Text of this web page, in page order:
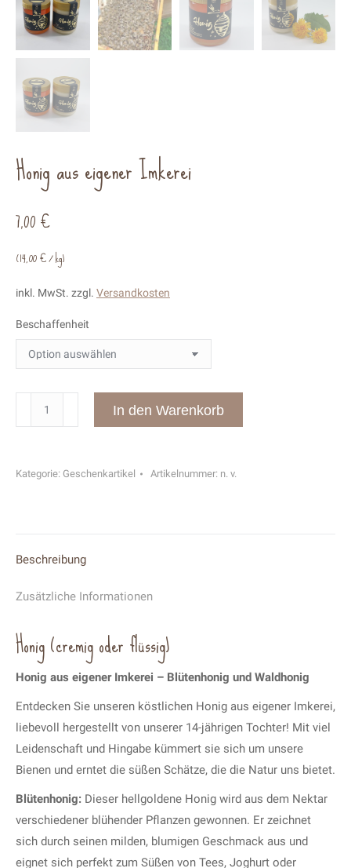
Honig aus eigener Imkerei
7,00€
(14,00€/kg)
inkl. MwSt. zzgl. Versandkosten
Beschaffenheit
aus
In den Warenkorb
Kategorie: Geschenkartikel Artikelnummer: n. v.
Beschreibung
Zusätzliche Informationen
Honig (cremig oder flüssig)
Honig aus eigener Imkerei – Blütenhonig und Waldhonig
Entdecken Sie unseren köstlichen Honig aus eigener Imkerei,
liebevoll hergestellt von unserer 14-jährigen Tochter! Mit viel
Leidenschaft und Hingabe kümmert sie sich um unsere
Bienen und erntet die süßen Schätze, die die Natur uns bietet.
Blütenhonig: Dieser hellgoldene Honig wird aus dem Nektar
verschiedener blühender Pflanzen gewonnen. Er zeichnet
sich durch seinen milden, blumigen Geschmack aus und
eignet sich perfekt zum Süßen von Tees, Joghurt oder